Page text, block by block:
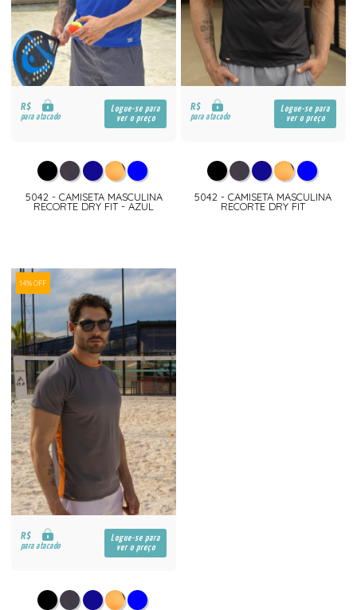
R$
para atacado
Logue-se para
ver o preço
5042 - CAMISETA MASCULINA
RECORTE DRY FIT - AZUL
R$
para atacado
Logue-se para
ver o preço
5042 - CAMISETA MASCULINA
RECORTE DRY FIT
14% OFF
R$
para atacado
Logue-se para
ver o preço